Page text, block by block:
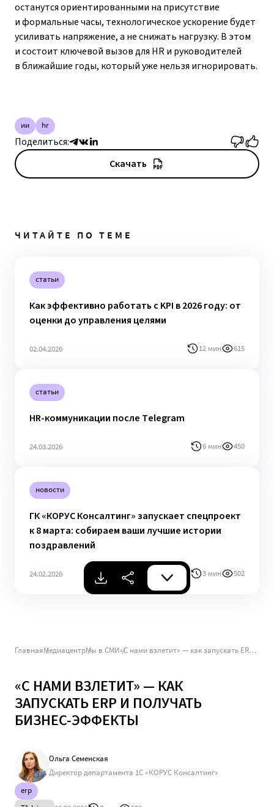
останутся ориентированными на присутствие
и формальные часы, технологическое ускорение будет
усиливать напряжение, а не снижать нагрузку. В этом
и состоит ключевой вызов для HR и руководителей
в ближайшие годы, который уже нельзя игнорировать.
ии hr
Поделиться:
Скачать
ЧИТАЙТЕ ПО ТЕМЕ
статьи
Как эффективно работать с KPI в 2026 году: от
оценки до управления целями
02.04.2026 12 мин 615
статьи
HR-коммуникации после Telegram
24.03.2026 6 мин 450
новости
ГК «КОРУС Консалтинг» запускает спецпроект
к 8 марта: собираем ваши лучшие истории
поздравлений
24.02.2026 3 мин 502
ГлавнаяМедиацентрМы в СМИ «С нами взлетит» — как запускать ERP и получать бизнес-эффекты
«С НАМИ ВЗЛЕТИТ» — КАК
ЗАПУСКАТЬ ERP И ПОЛУЧАТЬ
БИЗНЕС-ЭФФЕКТЫ
erp
Ольга Семенская
Директор департамента 1С «КОРУС Консалтинг»